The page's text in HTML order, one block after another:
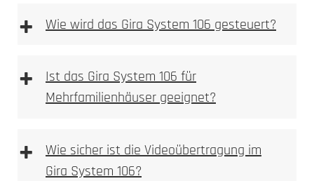
Gegensprechfunktion über die DoorBird App
Ideal für den Einsatz in kleineren Haushalten
D2100E
entfernen.
Montageschale befestigen.
Montageschale wieder montieren und
Ausrichtung erfolgt durch das Festdrehen der
+ Wie wird das Gira System 106 gesteuert?
+
Ist das Gira System 106 für
Mehrfamilienhäuser geeignet?
+
Wie sicher ist die Videoübertragung im
Gira System 106?